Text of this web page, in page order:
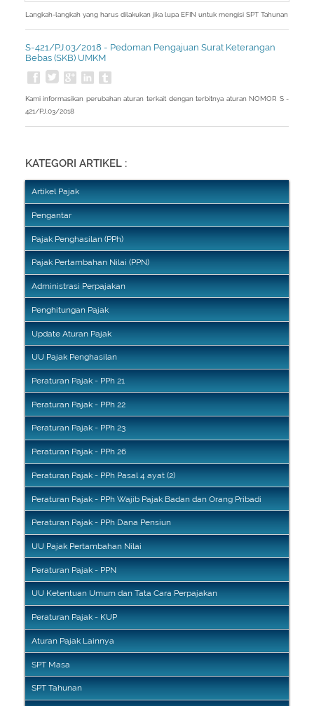
Langkah-langkah yang harus dilakukan jika lupa EFIN untuk mengisi SPT Tahunan
S-421/PJ.03/2018 - Pedoman Pengajuan Surat Keterangan
Bebas (SKB) UMKM
Kami informasikan perubahan aturan terkait dengan terbitnya aturan NOMOR S -
421/PJ.03/2018
KATEGORI ARTIKEL :
Artikel Pajak
Pengantar
Pajak Penghasilan (PPh)
Pajak Pertambahan Nilai (PPN)
Administrasi Perpajakan
Penghitungan Pajak
Update Aturan Pajak
UU Pajak Penghasilan
Peraturan Pajak - PPh 21
Peraturan Pajak - PPh 22
Peraturan Pajak - PPh 23
Peraturan Pajak - PPh 26
Peraturan Pajak - PPh Pasal 4 ayat (2)
Peraturan Pajak - PPh Wajib Pajak Badan dan Orang Pribadi
Peraturan Pajak - PPh Dana Pensiun
UU Pajak Pertambahan Nilai
Peraturan Pajak - PPN
UU Ketentuan Umum dan Tata Cara Perpajakan
Peraturan Pajak - KUP
Aturan Pajak Lainnya
SPT Masa
SPT Tahunan